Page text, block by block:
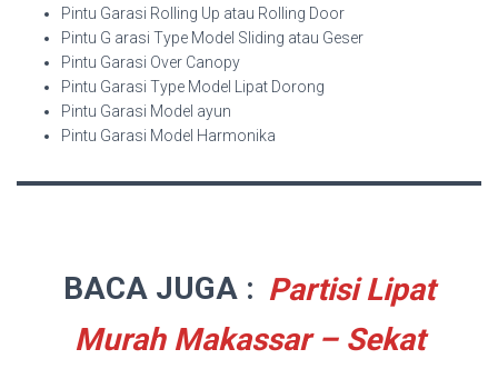
Pintu Garasi Rolling Up atau Rolling Door
Pintu G arasi Type Model Sliding atau Geser
Pintu Garasi Over Canopy
Pintu Garasi Type Model Lipat Dorong
Pintu Garasi Model ayun
Pintu Garasi Model Harmonika
BACA JUGA : Partisi Lipat
Murah Makassar – Sekat